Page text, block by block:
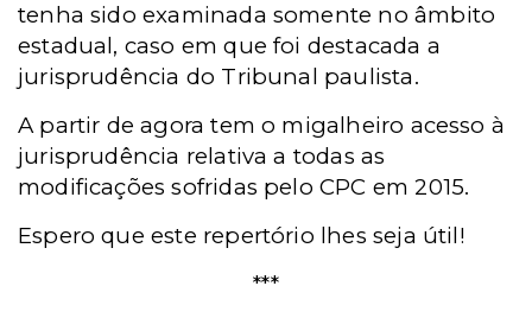
tenha sido examinada somente no âmbito
estadual, caso em que foi destacada a
jurisprudência do Tribunal paulista.
A partir de agora tem o migalheiro acesso à
jurisprudência relativa a todas as
modificações sofridas pelo CPC em 2015.
Espero que este repertório lhes seja útil!
***